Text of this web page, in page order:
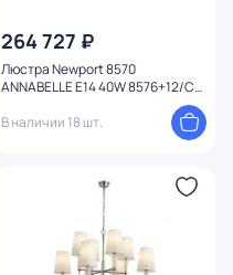
264 727 ₽
Люстра Newport 8570
ANNABELLE E14 40W 8576+12/C
В наличии 18 шт.